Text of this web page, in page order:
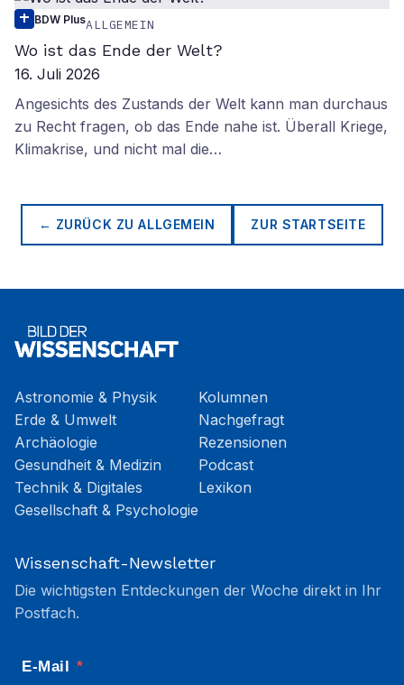
BDW PlusALLGEMEIN
Wo ist das Ende der Welt?
16. Juli 2026
Angesichts des Zustands der Welt kann man durchaus
zu Recht fragen, ob das Ende nahe ist. Überall Kriege,
Klimakrise, und nicht mal die…
← ZURÜCK ZUALLGEMEIN ZUR STARTSEITE
Astronomie & Physik
Erde & Umwelt
Archäologie
Gesundheit & Medizin
Technik & Digitales
Gesellschaft & Psychologie
Kolumnen
Nachgefragt
Rezensionen
Podcast
Lexikon
Wissenschaft-Newsletter
Die wichtigsten Entdeckungen der Woche direkt in Ihr
Postfach.